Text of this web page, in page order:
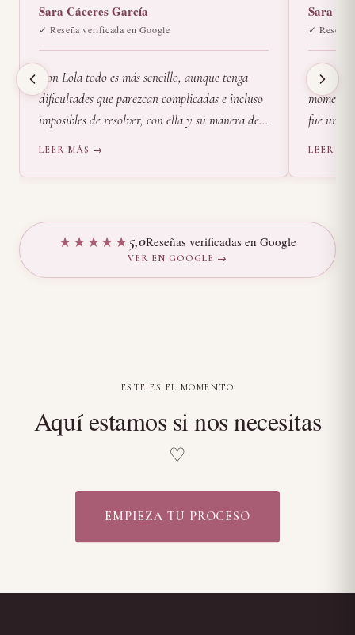
Sara Cáceres García
✓ Reseña verificada en Google
Con Lola todo es más sencillo, aunque tenga
dificultades que parezcan complicadas e incluso
imposibles de resolver, con ella y su manera de
ser tanto personal como profesionalmente lo he
llegar, poco a poco, a encontrar la plenitud.
Recomiendo sus sesiones como psicóloga al 100%.
LEER MÁS →
Sara
✓ Reseña
Conocí a
fue un
tan
volveré
LEER
★★★★★5,0Reseñas verificadas en Google
VER EN GOOGLE →
ESTE ES EL MOMENTO
Aquí estamos si nos necesitas
♡
EMPIEZA TU PROCESO